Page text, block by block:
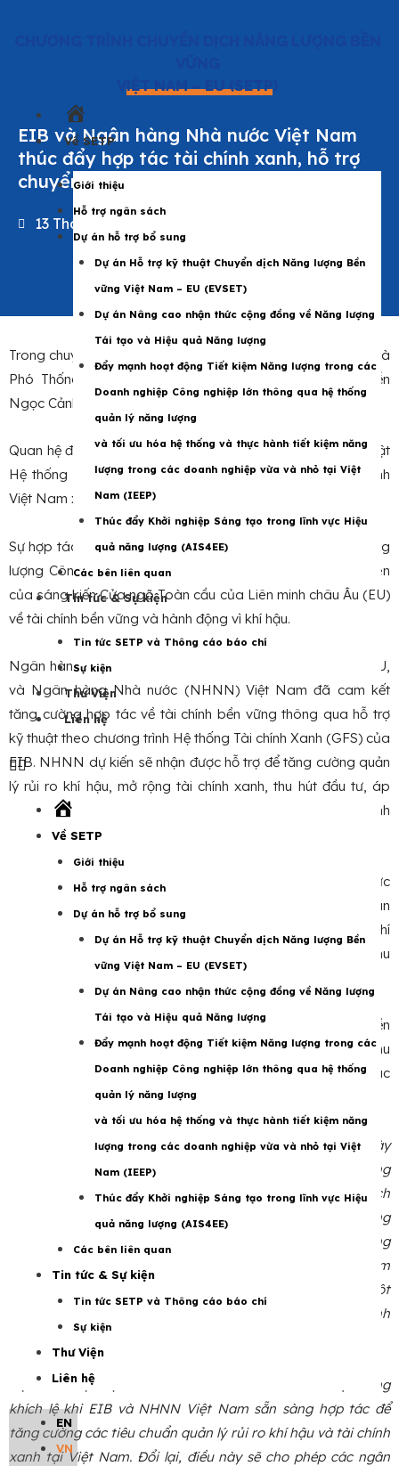
VIỆT NAM – EU (SETP)
chủ
Về SETP
Giới thiệu
Hỗ trợ ngân sách
Dự án hỗ trợ bổ sung
Dự án Hỗ trợ kỹ thuật Chuyển dịch Năng lượng Bền
vững Việt Nam – EU (EVSET)
Dự án Nâng cao nhận thức cộng đồng về Năng lượng
Tái tạo và Hiệu quả Năng lượng
Đẩy mạnh hoạt động Tiết kiệm Năng lượng trong các
Doanh nghiệp Công nghiệp lớn thông qua hệ thống
quản lý năng lượng
và tối ưu hóa hệ thống và thực hành tiết kiệm năng
lượng trong các doanh nghiệp vừa và nhỏ tại Việt
Nam (IEEP)
Thúc đẩy Khởi nghiệp Sáng tạo trong lĩnh vực Hiệu
quả năng lượng (AIS4EE)
Các bên liên quan
Tin tức & Sự kiện
Tin tức SETP và Thông cáo báo chí
Sự kiện
Thư Viện
Liên hệ
Về SETP
Giới thiệu
Hỗ trợ ngân sách
Dự án hỗ trợ bổ sung
Dự án Hỗ trợ kỹ thuật Chuyển dịch Năng lượng Bền
vững Việt Nam – EU (EVSET)
Dự án Nâng cao nhận thức cộng đồng về Năng lượng
Tái tạo và Hiệu quả Năng lượng
Đẩy mạnh hoạt động Tiết kiệm Năng lượng trong các
Doanh nghiệp Công nghiệp lớn thông qua hệ thống
quản lý năng lượng
và tối ưu hóa hệ thống và thực hành tiết kiệm năng
lượng trong các doanh nghiệp vừa và nhỏ tại Việt
Nam (IEEP)
Thúc đẩy Khởi nghiệp Sáng tạo trong lĩnh vực Hiệu
quả năng lượng (AIS4EE)
Các bên liên quan
Tin tức & Sự kiện
Tin tức SETP và Thông cáo báo chí
Sự kiện
Thư Viện
Liên hệ
EN
VN
EIB và Ngân hàng Nhà nước Việt Nam
thúc đẩy hợp tác tài chính xanh, hỗ trợ
chuyển dịch năng lượng công bằng
13 Tháng 3 2025
Trong chuyến thăm Hà Nội, Phó Chủ tịch EIB Nicola Beer và
Phó Thống đốc Ngân hàng Nhà nước Việt Nam Nguyễn
Ngọc Cảnh đã nhất trí thúc đẩy hợp tác tài chính xanh.
Quan hệ đối tác này sẽ tận dụng chương trình hỗ trợ kỹ thuật
Hệ thống Tài chính xanh của EIB để hỗ trợ ngành tài chính
Việt Nam xoay quanh các khoản đầu tư khí hậu.
Sự hợp tác này hỗ trợ chương trình Đối tác Chuyển dịch Năng
lượng Công bằng của Việt Nam và phù hợp với các ưu tiên
của sáng kiến Cửa ngõ Toàn cầu của Liên minh châu Âu (EU)
về tài chính bền vững và hành động vì khí hậu.
Ngân hàng Đầu tư châu Âu (EIB), cơ quan tài chính của EU,
và Ngân hàng Nhà nước (NHNN) Việt Nam đã cam kết
tăng cường hợp tác về tài chính bền vững thông qua hỗ trợ
kỹ thuật theo chương trình Hệ thống Tài chính Xanh (GFS) của
EIB. NHNN dự kiến ​​sẽ nhận được hỗ trợ để tăng cường quản
lý rủi ro khí hậu, mở rộng tài chính xanh, thu hút đầu tư, áp
dụng các thực hành tốt nhất toàn cầu, và phát triển các chính
sách tài chính bền vững.
Được tài trợ bởi Bộ Kinh tế và Hành động Khí hậu Đức
(BMWK), chương trình GFS nhằm mục đích giúp các ngân
hàng trung ương và các tổ chức tài chính tích hợp rủi ro khí
hậu vào khuôn khổ pháp lý và thúc đẩy sự tham gia của khu
vực tư nhân vào tài chính bền vững.
Thông qua quan hệ đối tác này, NHNN sẽ được trao quyền
để tăng cường khả năng hỗ trợ đầu tư vào khí hậu của khu
vực tài chính Việt Nam, phù hợp với chương trình Đối tác
Chuyển dịch Năng lượng Công bằng (JETP) của Việt Nam.
Phó Chủ tịch EIB Nicola Beer cho biết: “Quan hệ đối tác này
với NHNN Việt Nam sẽ giúp mở khóa tài chính xanh, trang
bị cho khu vực tài chính của Việt Nam các công cụ để tích
hợp rủi ro khí hậu và đẩy nhanh việc tài trợ cho năng lượng
tái tạo, giao thông sạch và cơ sở hạ tầng phục hồi. Bằng
cách tăng cường tài chính xanh, EIB đang hỗ trợ Việt Nam
thu hút đầu tư, tạo ra các cơ hội kinh tế và xây dựng một
nền kinh tế tương lai có lợi cho cả người dân và doanh
Đại sứ EU tại Việt Nam Julien Guerrier cho biết: “
Thật đáng
khích lệ khi EIB và NHNN Việt Nam sẵn sàng hợp tác để
tăng cường các tiêu chuẩn quản lý rủi ro khí hậu và tài chính
xanh tại Việt Nam. Đổi lại, điều này sẽ cho phép các ngân